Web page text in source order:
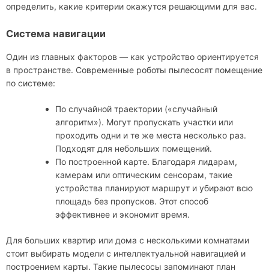
определить, какие критерии окажутся решающими для вас.
Система навигации
Один из главных факторов — как устройство ориентируется
в пространстве. Современные роботы пылесосят помещение
по системе:
По случайной траектории («случайный
алгоритм»). Могут пропускать участки или
проходить одни и те же места несколько раз.
Подходят для небольших помещений.
По построенной карте. Благодаря лидарам,
камерам или оптическим сенсорам, такие
устройства планируют маршрут и убирают всю
площадь без пропусков. Этот способ
эффективнее и экономит время.
Для больших квартир или дома с несколькими комнатами
стоит выбирать модели с интеллектуальной навигацией и
построением карты. Такие пылесосы запоминают план